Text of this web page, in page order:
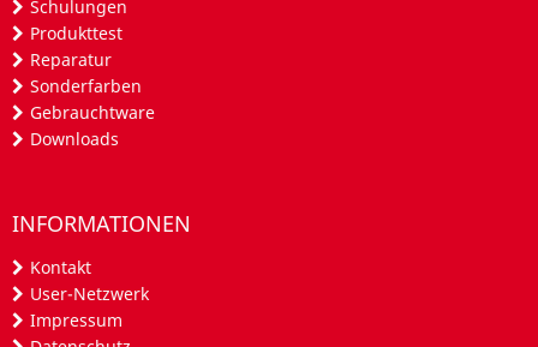
Schulungen
Produkttest
Reparatur
Sonderfarben
Gebrauchtware
Downloads
INFORMATIONEN
Kontakt
User-Netzwerk
Impressum